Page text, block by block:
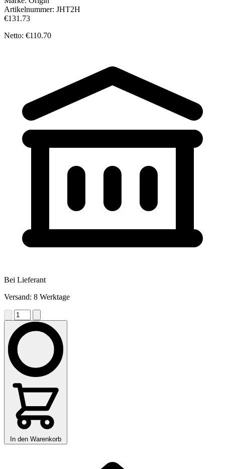
Artikelnummer: JHT2H
€131.73
Netto: €110.70
Bei Lieferant
Versand: 8 Werktage
In den Warenkorb